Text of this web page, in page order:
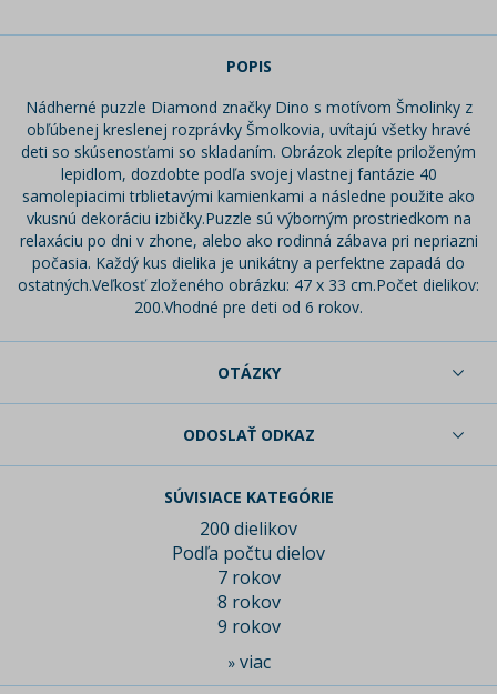
POPIS
Nádherné puzzle Diamond značky Dino s motívom Šmolinky z
obľúbenej kreslenej rozprávky Šmolkovia, uvítajú všetky hravé
deti so skúsenosťami so skladaním. Obrázok zlepíte priloženým
lepidlom, dozdobte podľa svojej vlastnej fantázie 40
samolepiacimi trblietavými kamienkami a následne použite ako
vkusnú dekoráciu izbičky.Puzzle sú výborným prostriedkom na
relaxáciu po dni v zhone, alebo ako rodinná zábava pri nepriazni
počasia. Každý kus dielika je unikátny a perfektne zapadá do
ostatných.Veľkosť zloženého obrázku: 47 x 33 cm.Počet dielikov:
200.Vhodné pre deti od 6 rokov.
OTÁZKY
ODOSLAŤ ODKAZ
SÚVISIACE KATEGÓRIE
200 dielikov
Podľa počtu dielov
7 rokov
8 rokov
9 rokov
» viac